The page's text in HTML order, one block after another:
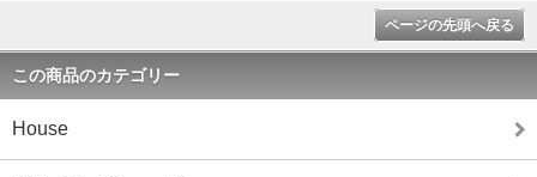
ページの先頭へ戻る
この商品のカテゴリー
House